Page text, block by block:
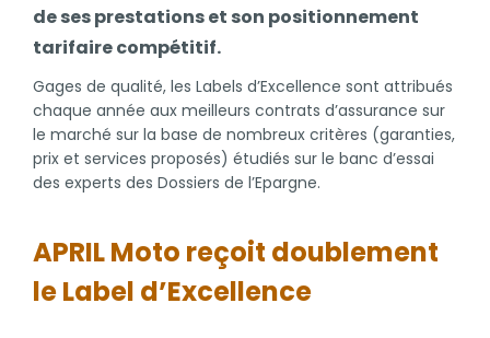
de ses prestations et son positionnement
tarifaire compétitif.
Gages de qualité, les Labels d’Excellence sont attribués
chaque année aux meilleurs contrats d’assurance sur
le marché sur la base de nombreux critères (garanties,
prix et services proposés) étudiés sur le banc d’essai
des experts des Dossiers de l’Epargne.
APRIL Moto reçoit doublement
le Label d’Excellence